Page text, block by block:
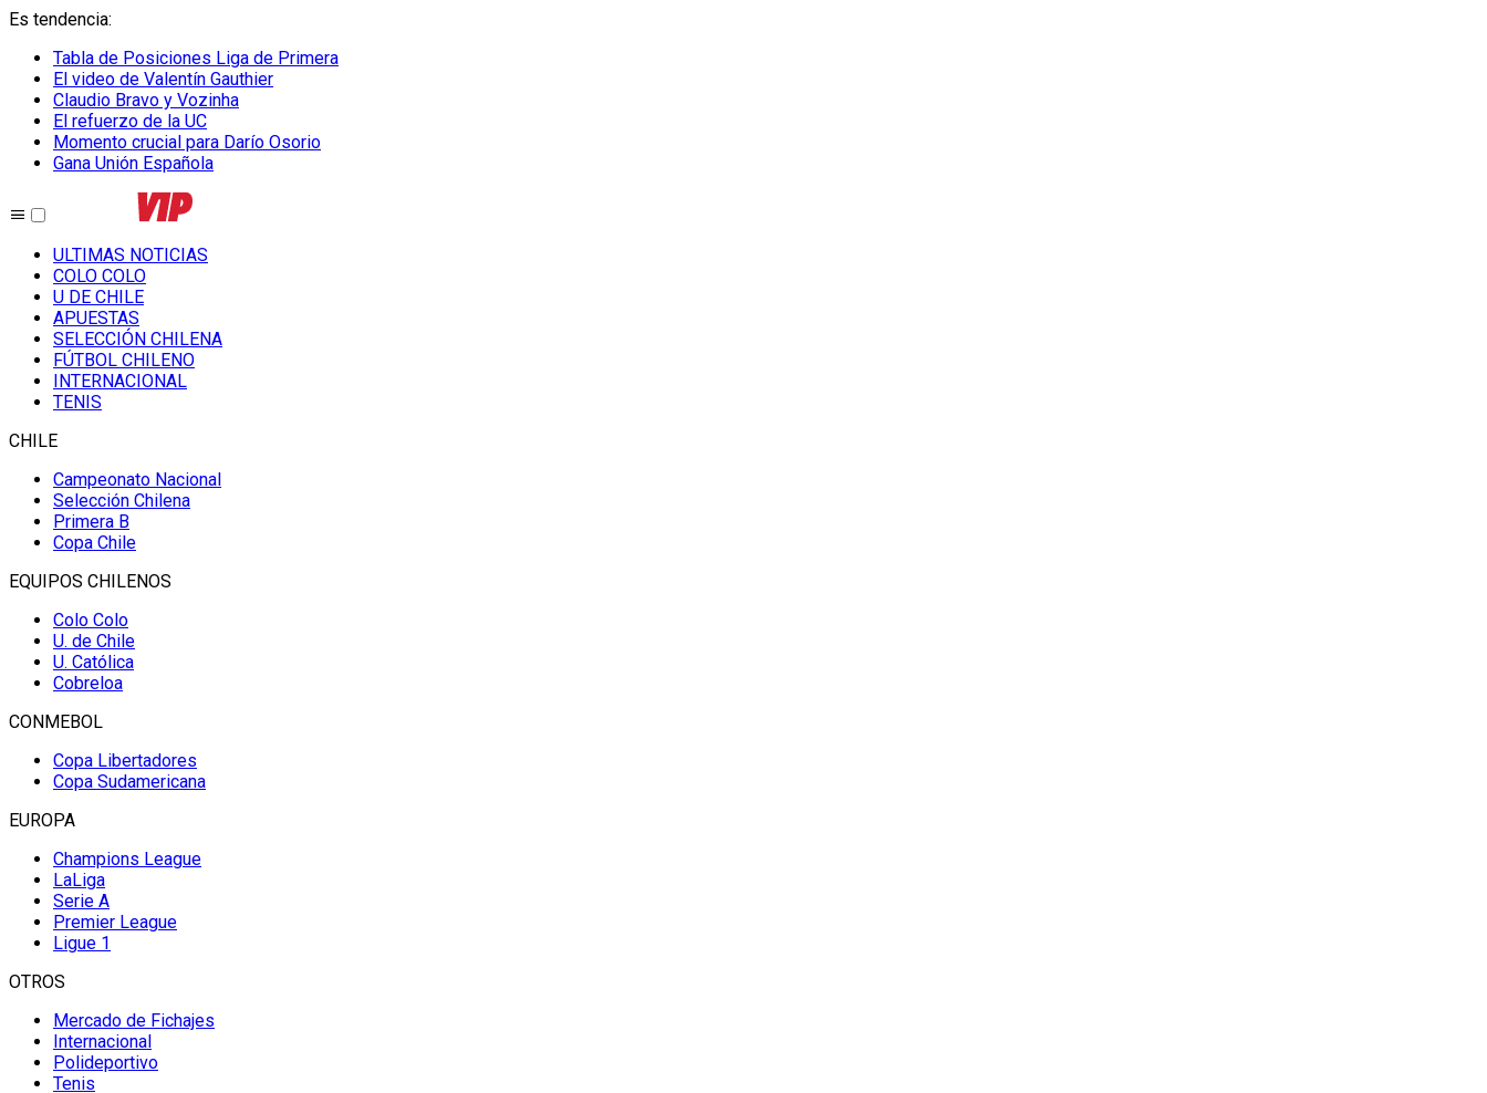
Es tendencia:
Tabla de Posiciones Liga de Primera
El video de Valentín Gauthier
Claudio Bravo y Vozinha
El refuerzo de la UC
Momento crucial para Darío Osorio
Gana Unión Española
ULTIMAS NOTICIAS
COLO COLO
U DE CHILE
APUESTAS
SELECCIÓN CHILENA
FÚTBOL CHILENO
INTERNACIONAL
TENIS
CHILE
Campeonato Nacional
Selección Chilena
Primera B
Copa Chile
EQUIPOS CHILENOS
Colo Colo
U. de Chile
U. Católica
Cobreloa
CONMEBOL
Copa Libertadores
Copa Sudamericana
EUROPA
Champions League
LaLiga
Serie A
Premier League
Ligue 1
OTROS
Mercado de Fichajes
Internacional
Polideportivo
Tenis